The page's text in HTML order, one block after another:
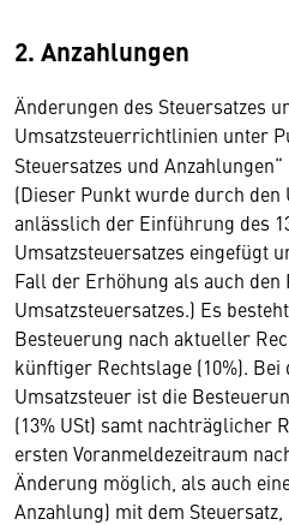
2. Anzahlungen
Änderungen des Steuersatzes
Umsatzsteuerrichtlinien unter
Steuersatzes und Anzahlungen“
(Dieser Punkt wurde durch den
anlässlich der Einführung des
Umsatzsteuersatzes eingefügt
Fall der Erhöhung als auch den
Umsatzsteuersatzes.) Es
Besteuerung nach aktueller
künftiger Rechtslage (10%).
Umsatzsteuer ist die
(13% USt) samt nachträglicher
ersten Voranmeldezeitraum
Änderung möglich, als auch
Anzahlung) mit dem